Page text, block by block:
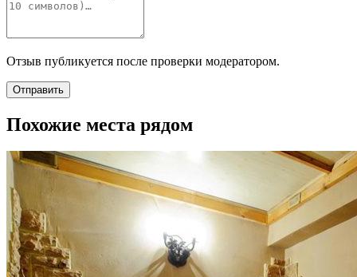
Отзыв публикуется после проверки модератором.
Отправить
Похожие места рядом